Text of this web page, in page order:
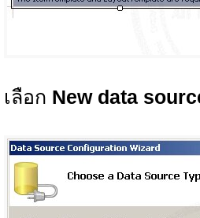
เลือก New data